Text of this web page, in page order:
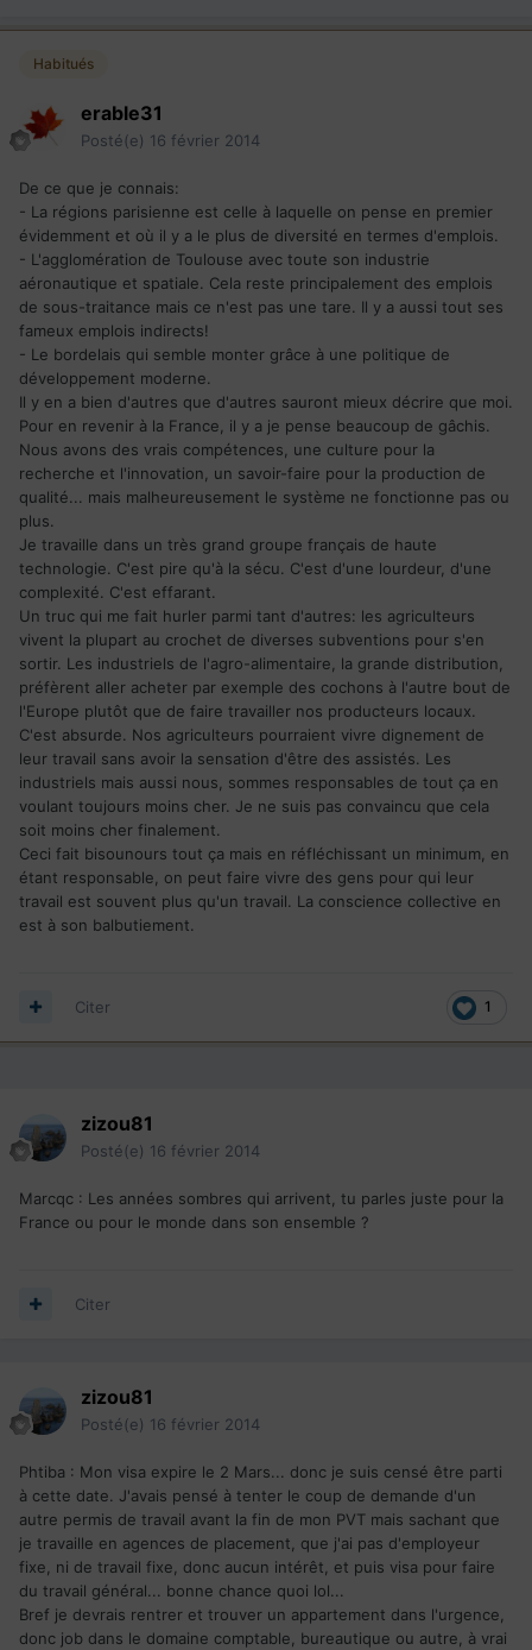
Habitués
erable31
Posté(e) 16 février 2014
De ce que je connais:
- La régions parisienne est celle à laquelle on pense en premier
évidemment et où il y a le plus de diversité en termes d'emplois.
- L'agglomération de Toulouse avec toute son industrie
aéronautique et spatiale. Cela reste principalement des emplois
de sous-traitance mais ce n'est pas une tare. Il y a aussi tout ses
fameux emplois indirects!
- Le bordelais qui semble monter grâce à une politique de
développement moderne.
Il y en a bien d'autres que d'autres sauront mieux décrire que moi.
Pour en revenir à la France, il y a je pense beaucoup de gâchis.
Nous avons des vrais compétences, une culture pour la
recherche et l'innovation, un savoir-faire pour la production de
qualité... mais malheureusement le système ne fonctionne pas ou
plus.
Je travaille dans un très grand groupe français de haute
technologie. C'est pire qu'à la sécu. C'est d'une lourdeur, d'une
complexité. C'est effarant.
Un truc qui me fait hurler parmi tant d'autres: les agriculteurs
vivent la plupart au crochet de diverses subventions pour s'en
sortir. Les industriels de l'agro-alimentaire, la grande distribution,
préfèrent aller acheter par exemple des cochons à l'autre bout de
l'Europe plutôt que de faire travailler nos producteurs locaux.
C'est absurde. Nos agriculteurs pourraient vivre dignement de
leur travail sans avoir la sensation d'être des assistés. Les
industriels mais aussi nous, sommes responsables de tout ça en
voulant toujours moins cher. Je ne suis pas convaincu que cela
soit moins cher finalement.
Ceci fait bisounours tout ça mais en réfléchissant un minimum, en
étant responsable, on peut faire vivre des gens pour qui leur
travail est souvent plus qu'un travail. La conscience collective en
est à son balbutiement.
1
Citer
zizou81
Posté(e) 16 février 2014
Marcqc : Les années sombres qui arrivent, tu parles juste pour la
France ou pour le monde dans son ensemble ?
Citer
zizou81
Posté(e) 16 février 2014
Phtiba : Mon visa expire le 2 Mars... donc je suis censé être parti
à cette date. J'avais pensé à tenter le coup de demande d'un
autre permis de travail avant la fin de mon PVT mais sachant que
je travaille en agences de placement, que j'ai pas d'employeur
fixe, ni de travail fixe, donc aucun intérêt, et puis visa pour faire
du travail général... bonne chance quoi lol...
Bref je devrais rentrer et trouver un appartement dans l'urgence,
donc job dans le domaine comptable, bureautique ou autre, à vrai